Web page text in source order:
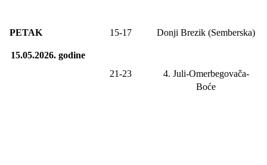
PETAK
15.05.2026. godine
1 5-1 7 Donji Brezik (Semberska)
21-23 4. Juli-Omerbegovača-
Boće